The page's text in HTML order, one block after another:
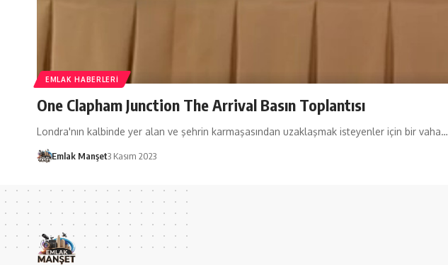
EMLAK HABERLERI
One Clapham Junction The Arrival Basın Toplantısı
Londra'nın kalbinde yer alan ve şehrin karmaşasından uzaklaşmak isteyenler için bir vaha…
Emlak Manşet3 Kasım 2023